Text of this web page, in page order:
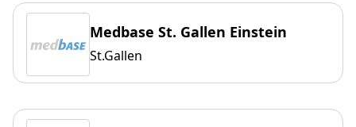
Medbase St. Gallen Einstein
St.Gallen